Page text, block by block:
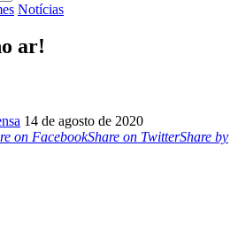
Notícias
ar!
14 de agosto de 2020
on FacebookShare on TwitterShare by